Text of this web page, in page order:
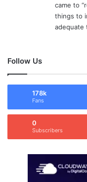
came to
things to
adequate
Follow Us
178k
Fans
0
Subscribers